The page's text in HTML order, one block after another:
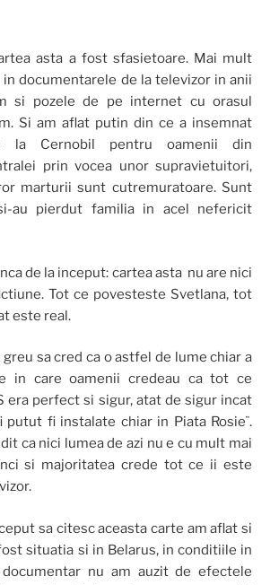
asta a fost sfasietoare. Mai mult
in documentarele de la televizor in anii
si pozele de pe internet cu orasul
Si am aflat putin din ce a insemnat
la Cernobil pentru oamenii din
prin vocea unor supravietuitori,
marturii sunt cutremuratoare. Sunt
au pierdut familia in acel nefericit
de la inceput: cartea asta nu are nici
Tot ce povesteste Svetlana, tot
este real.
sa cred ca o astfel de lume chiar a
in care oamenii credeau ca tot ce
era perfect si sigur, atat de sigur incat
putut fi instalate chiar in Piata Rosie¨.
ca nici lumea de azi nu e cu mult mai
si majoritatea crede tot ce ii este
sa citesc aceasta carte am aflat si
situatia si in Belarus, in conditiile in
nu am auzit de efectele